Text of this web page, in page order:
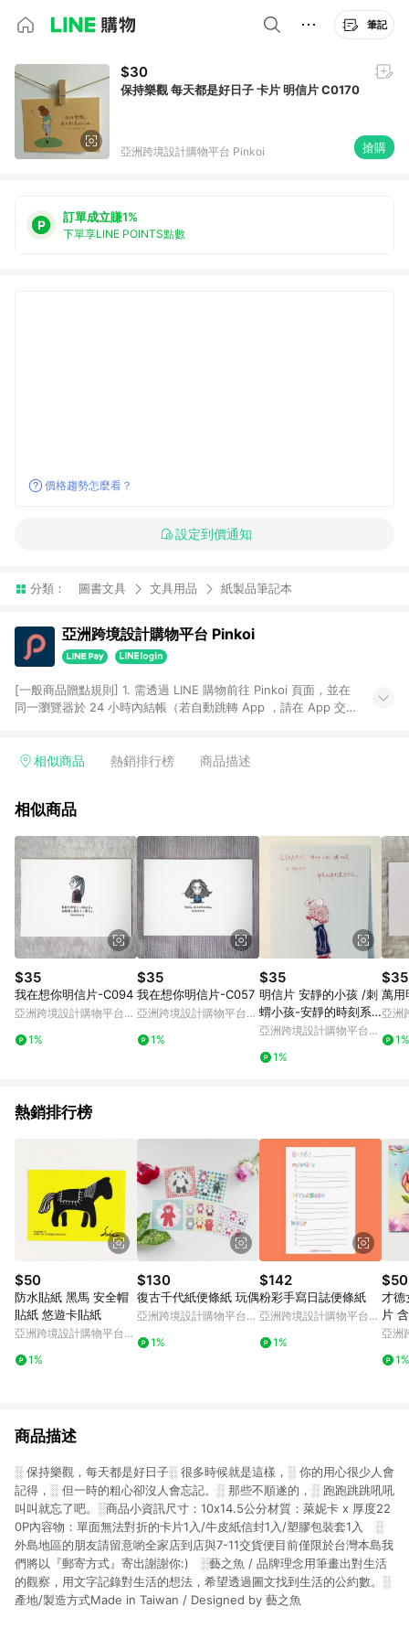
筆記
$30
保持樂觀 每天都是好日子 卡片 明信片 C0170
亞洲跨境設計購物平台 Pinkoi 搶購
訂單成立賺1%
下單享LINE POINTS點數
價格趨勢怎麼看？
設定到價通知
分類： 圖書文具 文具用品 紙製品筆記本
亞洲跨境設計購物平台 Pinkoi
[一般商品贈點規則] 1. 需透過 LINE 購物前往 Pinkoi 頁面，並在
同一瀏覽器於 24 小時內結帳（若自動跳轉 App ，請在 App 交
回饋訂單不得享有 Pinkoi 站方優惠，例如首購優惠，P coins，
行為，不具贈點資格，部分退款不在此限。 6. APP 請更新至
貨後 45 天後發送。 8. 群眾募資商品，禮物卡，開館保證金，補
運費，攤位費等不具贈點資格。 9. LINE 購物站上之商品規格、
顏色、價位、贈品如與 Pinkoi 商品資訊頁及購物車不符，以
Pinkoi 購物商品資訊頁及購物車標示為準。 10. 點數紅包使用規
則請以點數紅包活動說明為準。 11. 若於 LINE 購物前往 Pinkoi
頁面後才首次下載 Pinkoi APP 並完成訂單，不符合導購資格；承
上，首次下載 Pinkoi APP 後，需透過 LINE 購物前往 Pinkoi 頁
面，方享導購資格。
相似商品 熱銷排行榜 商品描述
相似商品
$35
我在想你明信片-C094
亞洲跨境設計購物平台
1%
$35
我在想你明信片-C057
亞洲跨境設計購物平台
1%
$35
明信片 安靜的小孩 /刺
蝟小孩-安靜的時刻系
列
亞洲跨境設計購物平台
1%
$35
萬
亞洲
1%
熱銷排行榜
$50
防水貼紙 黑馬 安全帽
貼紙 悠遊卡貼紙
亞洲跨境設計購物平台
1%
$130
復古千代紙便條紙 玩偶
亞洲跨境設計購物平台
1%
$142
粉彩手寫日誌便條紙
亞洲跨境設計購物平台
1%
$50
才德
片
亞洲
1%
商品描述
░ 保持樂觀，每天都是好日子░ 很多時候就是這樣，░ 你的用心很少人會
記得，░ 但一時的粗心卻沒人會忘記。░ 那些不順遂的，░ 跑跑跳跳吼吼
叫叫就忘了吧。░商品小資訊尺寸：10x14.5公分材質：萊妮卡 x 厚度22
0P內容物：單面無法對折的卡片1入/牛皮紙信封1入/塑膠包裝套1入 ░
外島地區的朋友請留意喲全家店到店與7-11交貨便目前僅限於台灣本島我
們將以『郵寄方式』寄出謝謝你:) ░藝之魚 / 品牌理念用筆畫出對生活
的觀察，用文字記錄對生活的想法，希望透過圖文找到生活的公約數。░
產地/製造方式Made in Taiwan / Designed by 藝之魚